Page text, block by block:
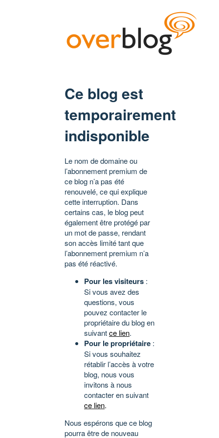
Ce blog est
temporairement
indisponible
Le nom de domaine ou
l’abonnement premium de
ce blog n’a pas été
renouvelé, ce qui explique
cette interruption. Dans
certains cas, le blog peut
également être protégé par
un mot de passe, rendant
son accès limité tant que
l’abonnement premium n’a
pas été réactivé.
Pour les visiteurs :
Si vous avez des
questions, vous
pouvez contacter le
propriétaire du blog en
suivantce lien.
Pour le propriétaire :
Si vous souhaitez
rétablir l’accès à votre
blog, nous vous
invitons à nous
contacter en suivant
ce lien.
Nous espérons que ce blog
pourra être de nouveau